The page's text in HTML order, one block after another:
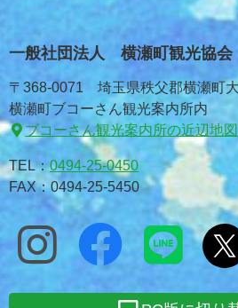
一般社団法人 横瀬町観光協会
〒368-0071 埼玉県秩父郡横瀬町
横瀬町ブコーさん観光案内所内
ブコーさん観光案内所の近辺地図
TEL：0494-25-0450
FAX：0494-25-5450